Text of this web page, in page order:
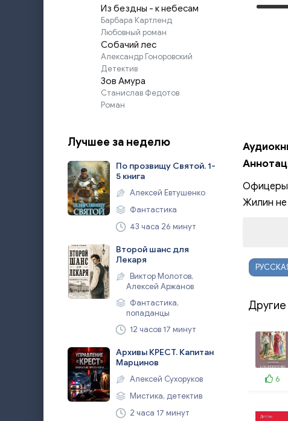
Из бездны - к небесам
Барбара Картленд
Любовный роман
Собачий лес
Александр Гоноровский
Детектив
Зов Амура
Станислав Федотов
Роман
Лучшее за неделю
По прозвищу Святой. 1-
5 книга
Алексей Евтушенко
Фантастика
43 часа 26 минут
Второй шанс для
Лекаря
Виктор Молотов,
Алексей Аржанов
Фантастика,
попаданцы
12 часов 17 минут
Архивы КРЕСТ. Капитан
Марцинов
Алексей Сухоруков
Мистика, детектив
2 часа 17 минут
Офицеры
Жилин не
Другие
6